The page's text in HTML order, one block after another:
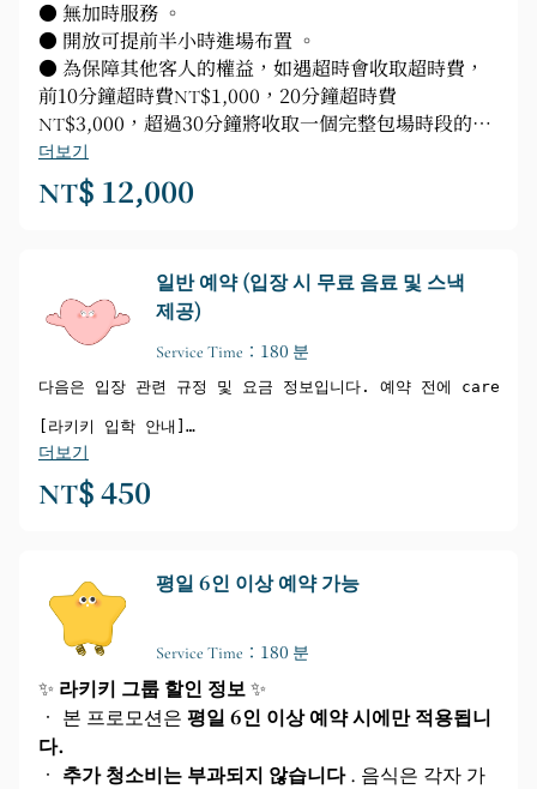
● 無加時服務 。
● 開放可提前半小時進場布置 。
● 為保障其他客人的權益，如遇超時會收取超時費，
前10分鐘超時費NT$1,000，20分鐘超時費
NT$3,000，超過30分鐘將收取一個完整包場時段的費
用。
더보기
NT$ 12,000
일반 예약 (입장 시 무료 음료 및 스낵
제공)
Service Time：180 분
다음은 입장 관련 규정 및 요금 정보입니다. 예약 전에
[라키키 입학 안내]
➊ 이 도서관은 주로 초등학교 입학 전 연령의 미취학 아동을 대
(형과 누나들이 현장에 함께 있어 활동을 도왔습니다.)
➌입장 전 손 소독 및 이마 체온 측정에 협조해 주시기 바랍니다.
발열, 감기 또는 기타 전염성 질환이 있는 경우, 다른 어린이와
➍공공장소 내에서 외부 음식을 드실 경우, 1인당 NT$50의 청
➏ 입장 기간 동안 부적절한 사용이나 부주의로 인해 행사장,
비용은 파손된 물품의 가치, 수리비, 필요한 청소비 등을 포함하
친절한 안내 말씀드립니다:
좌석이 한정되어 있으니 미리 예약하셔서 자리를 확보하시는 것을
고객님의 자리는 15분 동안 예약해 두겠습니다. 만약 연락이
* 본 공지는 변경될 수 있습니다. 최신 정보는 현장 공지 또는
더보기
NT$ 450
평일 6인 이상 예약 가능
Service Time：180 분
✨ 라키키 그룹 할인 정보 ✨
• 본 프로모션은 평일 6인 이상 예약 시에만 적용됩니
다.
• 추가 청소비는 부과되지 않습니다. 음식은 각자 가